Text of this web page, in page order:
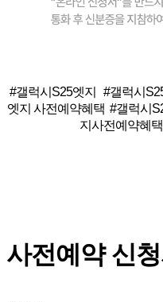
#갤럭시S25엣지 #갤럭시
엣지 사전예약혜택 #갤럭시
지사전예약혜
사전예약 신